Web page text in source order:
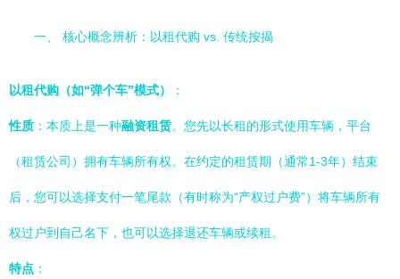
一、 核心概念辨析：以租代购 vs. 传统按揭
以租代购（如“弹个车”模式） ：
性质 ：本质上是一种融资租赁。您先以长租的形式使用车辆，平台
（租赁公司）拥有车辆所有权。在约定的租赁期（通常1-3年）结束
后，您可以选择支付一笔尾款（有时称为“产权过户费”）将车辆所有
权过户到自己名下，也可以选择退还车辆或续租。
特点 ：